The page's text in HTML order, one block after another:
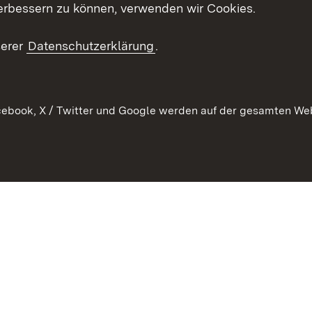
zu können, verwenden wir Cookies.
Datenschutzerklärung.
X / Twitter und Google werden auf der gesamten